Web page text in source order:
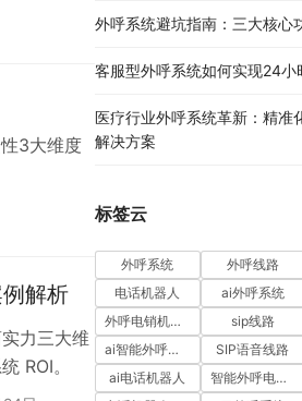
3大维度
解析
力三大维
ROI。
外呼系统避坑指南：三大核心
客服型外呼系统如何实现24小
医疗行业外呼系统革新：精准
解决方案​
标签云
外呼系统 外呼线路
电话机器人
ai外呼系统
外呼电销机器人
sip线路
ai智能外呼系统
SIP语音线路
ai电话机器人
智能外呼电销机器人